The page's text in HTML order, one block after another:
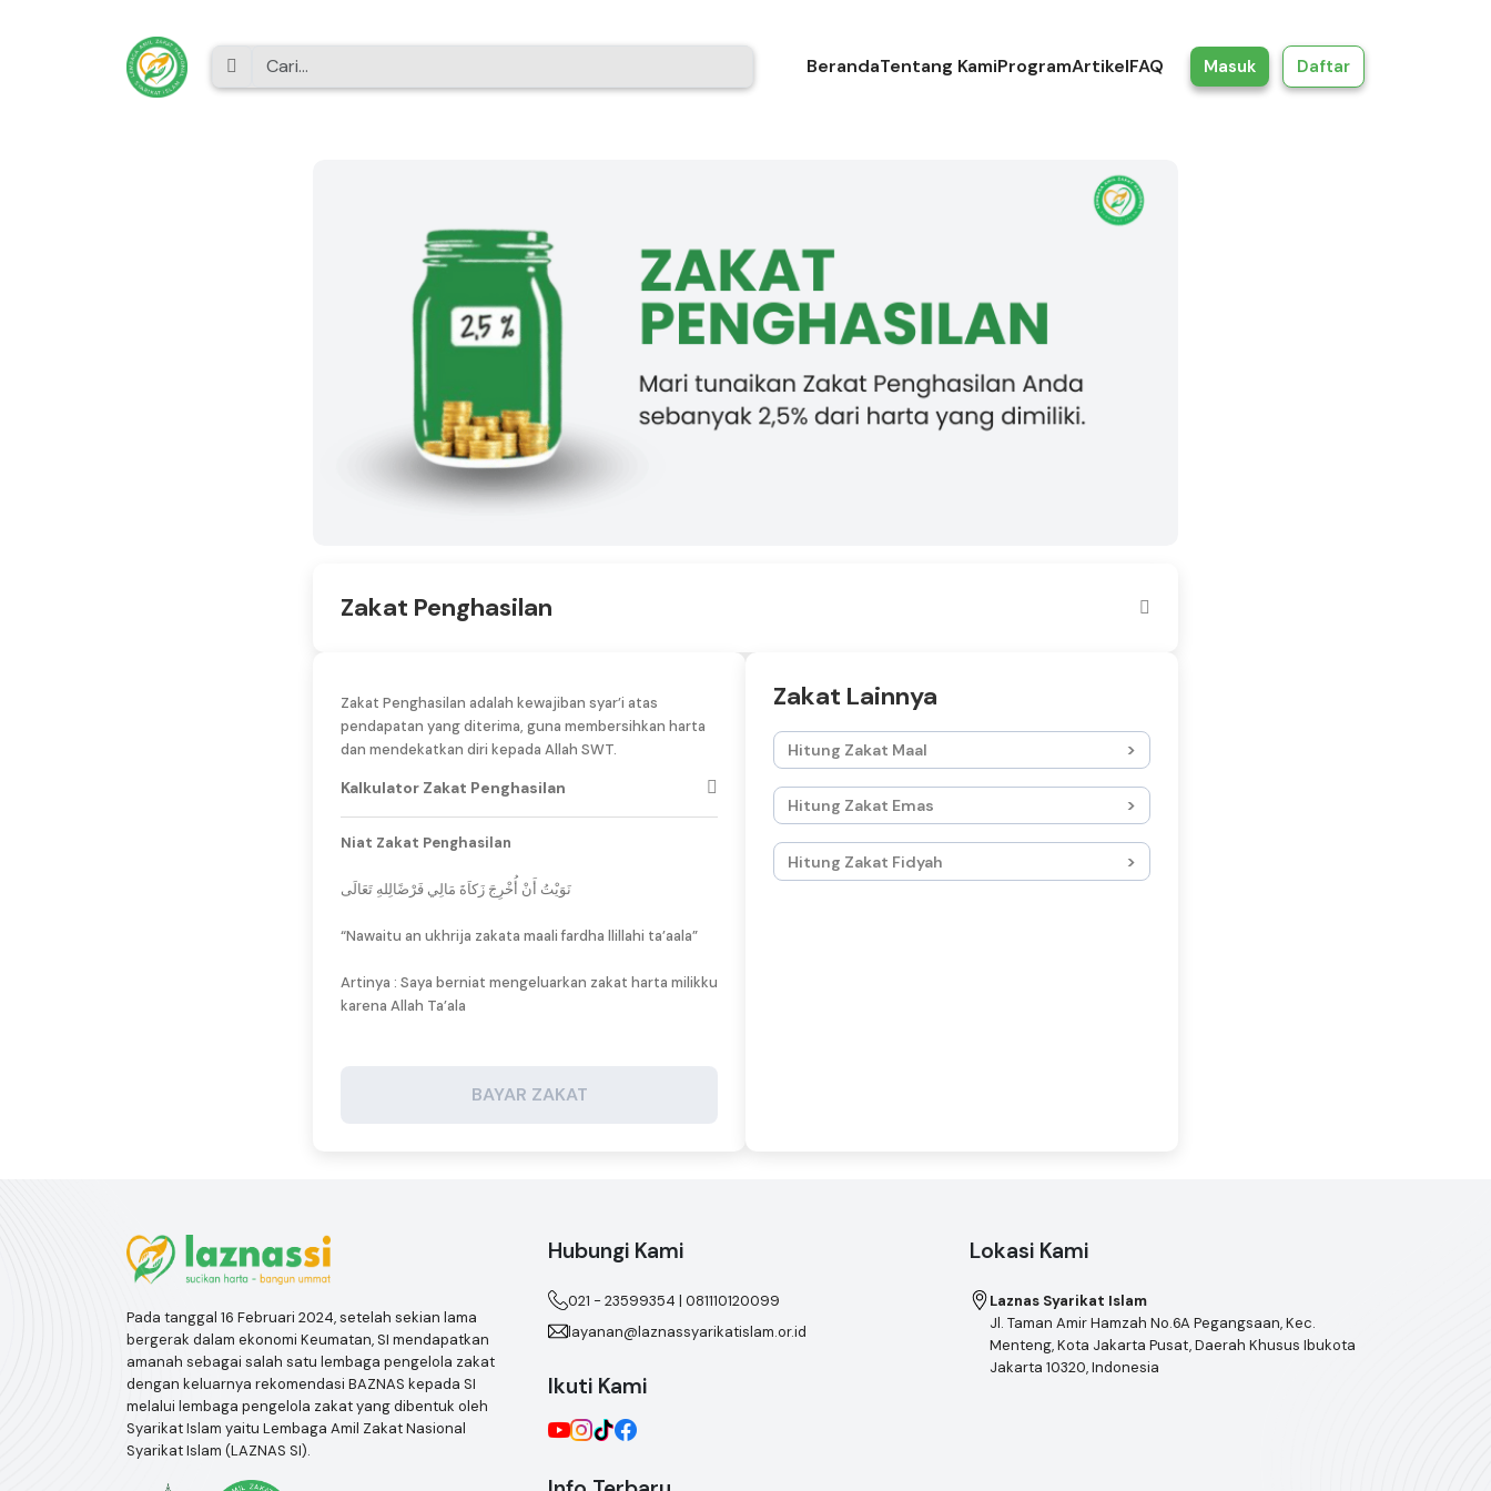
BerandaTentang KamiProgramArtikelFAQ Masuk Daftar
Zakat Penghasilan
Zakat Penghasilan adalah kewajiban syar’i atas
pendapatan yang diterima, guna membersihkan harta
dan mendekatkan diri kepada Allah SWT.
Kalkulator Zakat Penghasilan
Niat Zakat Penghasilan
نَوَيْتُ أَنْ أُخْرِجَ زَكاَةَ مَالِي فَرْضًالِلهِ تَعَالَى
“Nawaitu an ukhrija zakata maali fardha llillahi ta’aala”
Artinya : Saya berniat mengeluarkan zakat harta milikku
karena Allah Ta’ala
BAYAR ZAKAT
Zakat Lainnya
Hitung Zakat Maal >
Hitung Zakat Emas >
Hitung Zakat Fidyah >
Pada tanggal 16 Februari 2024, setelah sekian lama
bergerak dalam ekonomi Keumatan, SI mendapatkan
amanah sebagai salah satu lembaga pengelola zakat
dengan keluarnya rekomendasi BAZNAS kepada SI
melalui lembaga pengelola zakat yang dibentuk oleh
Syarikat Islam yaitu Lembaga Amil Zakat Nasional
Syarikat Islam (LAZNAS SI).
Hubungi Kami
021 - 23599354 | 081110120099
layanan@laznassyarikatislam.or.id
Ikuti Kami
Lokasi Kami
Laznas Syarikat Islam
Jl. Taman Amir Hamzah No.6A Pegangsaan, Kec.
Menteng, Kota Jakarta Pusat, Daerah Khusus Ibukota
Jakarta 10320, Indonesia